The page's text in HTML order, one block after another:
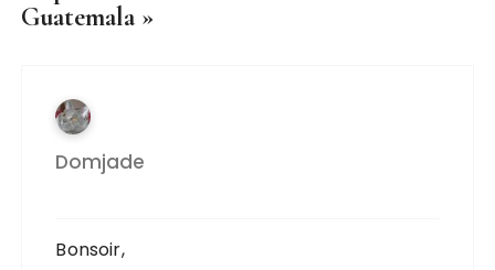
Guatemala»
Domjade
Bonsoir,